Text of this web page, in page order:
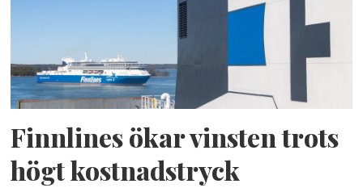
Finnlines ökar vinsten trots
högt kostnadstryck